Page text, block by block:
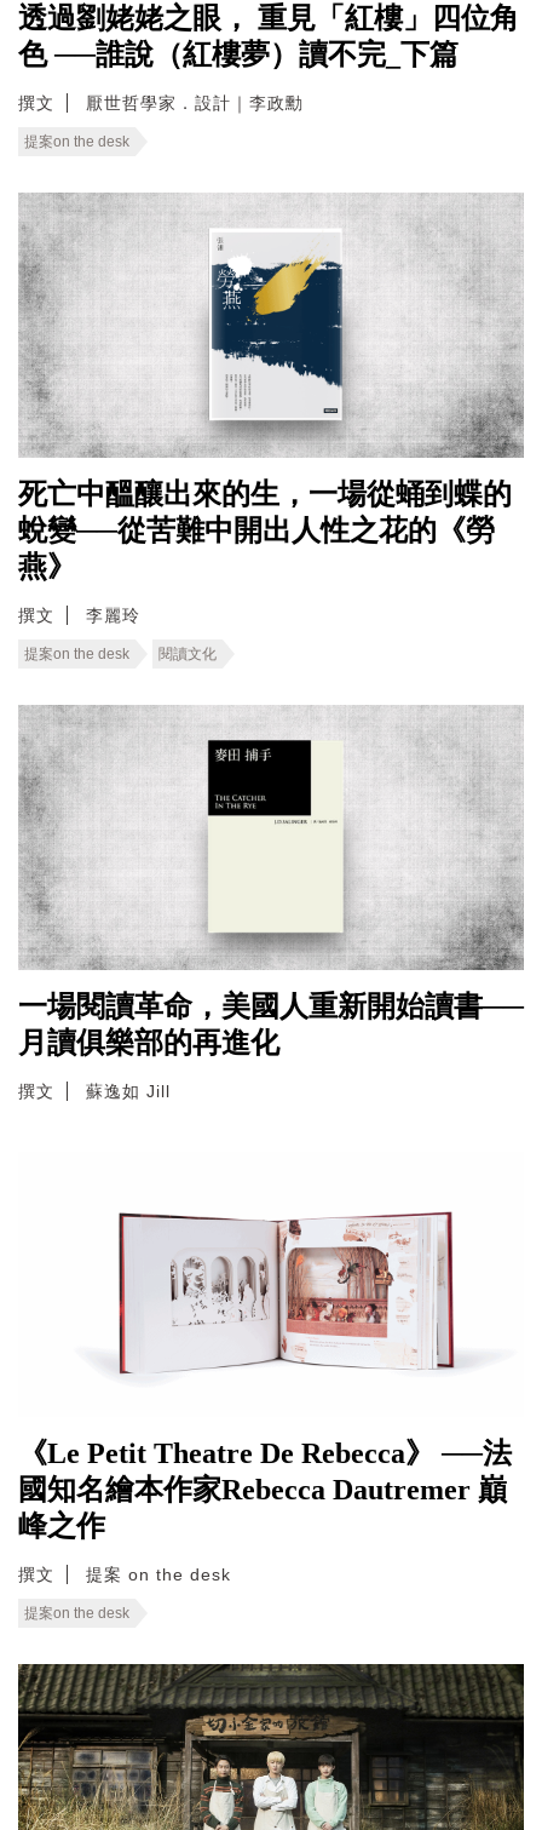
透過劉姥姥之眼， 重見「紅樓」四位角
色 ──誰說（紅樓夢）讀不完_下篇
撰文 厭世哲學家．設計｜李政勳
提案on the desk
死亡中醞釀出來的生，一場從蛹到蝶的
蛻變──從苦難中開出人性之花的《勞
燕》
撰文 李麗玲
提案on the desk 閱讀文化
一場閱讀革命，美國人重新開始讀書──
月讀俱樂部的再進化
撰文 蘇逸如 Jill
《Le Petit Theatre De Rebecca》 ──法
國知名繪本作家Rebecca Dautremer 巔
峰之作
撰文 提案 on the desk
提案on the desk